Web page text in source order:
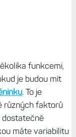
funkcemi,
je budou mít
. To je
různých faktorů
dostatečně
máte variabilitu